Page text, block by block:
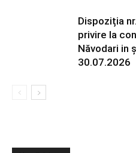
Dispoziția
privire la
Năvodari in
30.07.2026